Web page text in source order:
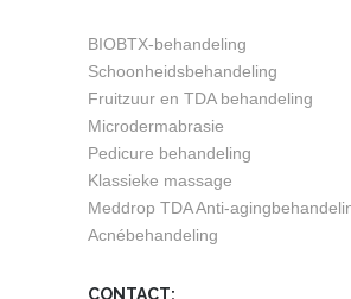
BIOBTX-behandeling
Schoonheidsbehandeling
Fruitzuur en TDA behandeling
Microdermabrasie
Pedicure behandeling
Klassieke massage
Meddrop TDA Anti-
Acnébehandeling
CONTACT: